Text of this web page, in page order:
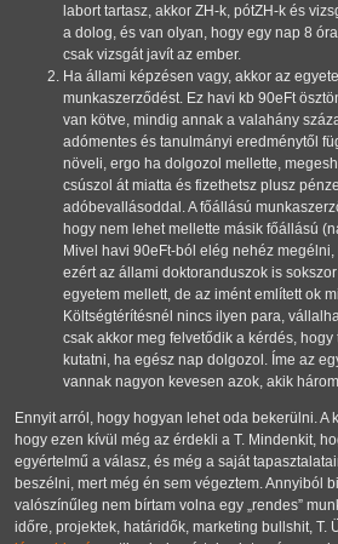
labort tartasz, akkor ZH-k, pótZH-k és
a dolog, és van olyan, hogy egy nap 8
csak vizsgát javít az ember.
Ha állami képzésen vagy, akkor az
munkaszerződést. Ez havi kb 90eFt
van kötve, mindig annak a valahány
adómentes és tanulmányi eredménytől
növeli, ergo ha dolgozol mellette,
csúszol át miatta és fizethetsz plusz
adóbevallásoddal. A főállású
hogy nem lehet mellette másik főállású
Mivel havi 90eFt-ból elég nehéz
ezért az állami doktoranduszok is
egyetem mellett, de az imént említett ok
Költségtérítésnél nincs ilyen para,
csak akkor meg felvetődik a kérdés,
kutatni, ha egész nap dolgozol. Íme az
vannak nagyon kevesen azok, akik
Ennyit arról, hogy hogyan lehet oda bekerülni. A
hogy ezen kívül még az érdekli a T. Mindenkit,
egyértelmű a válasz, és még a saját
beszélni, mert még én sem végeztem. Annyiból
valószínűleg nem bírtam volna egy rendes
időre, projektek, határidők, marketing bullshit, T.